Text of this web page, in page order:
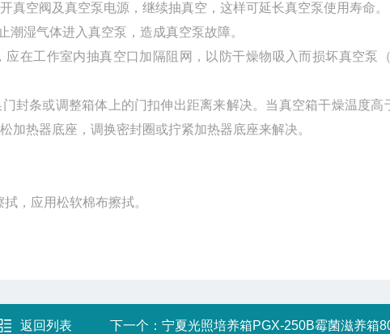
开真空阀及真空泵电源，继续抽真空，这样可延长真空泵使用
止潮湿气体进入真空泵，造成真空泵故障。
在工作室内抽真空口加隔阻网，以防干燥物吸入而损坏真空泵
封条或调整箱体上的门扣伸出距离来解决。当真空箱干燥温度
松加热器底座，调换密封圈或拧紧加热器底座来解决。
擦拭，应用松软棉布擦拭。
返回列表 下一个： 宁夏光照培养箱PGX-250B霉菌滋养箱